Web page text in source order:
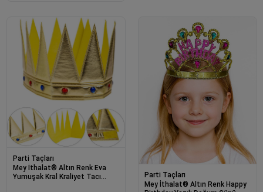
Parti Taçları
Mey İthalat® Altın Renk Eva
Yumuşak Kral Kraliyet Tacı
Parti Taçları
Mey İthalat® Altın Renk Happy